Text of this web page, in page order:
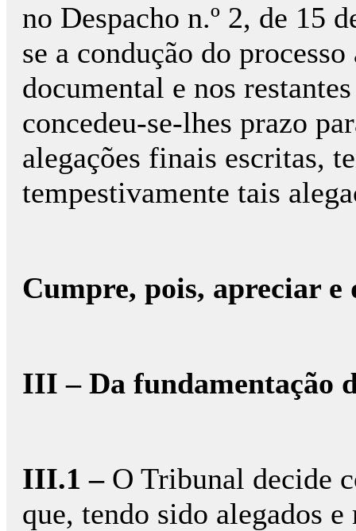
no Despacho n.º 2, de 15
se a condução do
documental e nos
concedeu-se-lhes prazo
alegações finais escritas,
tempestivamente tais
Cumpre, pois, apreciar e
III – Da fundamentação
III.1 –O Tribunal decide
que, tendo sido alegados